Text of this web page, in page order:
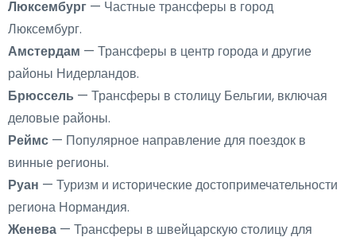
Люксембург — Частные трансферы в город
Люксембург.
Амстердам — Трансферы в центр города и другие
районы Нидерландов.
Брюссель — Трансферы в столицу Бельгии, включая
деловые районы.
Реймс — Популярное направление для поездок в
винные регионы.
Руан — Туризм и исторические достопримечательности
региона Нормандия.
Женева — Трансферы в швейцарскую столицу для